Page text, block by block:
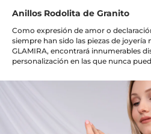
Anillos Rodolita de Granito
Como expresión de amor o
siempre han sido las piezas de
GLAMIRA, encontrará innumerables
personalización en las que nunca